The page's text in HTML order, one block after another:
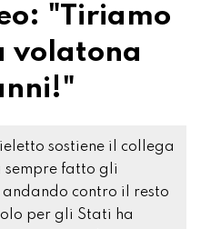
"Tiriamo
volatona
sostiene il collega
fatto gli
andando contro il resto
per gli Stati ha